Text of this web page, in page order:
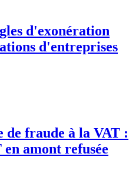
d'exonération
d'entreprises
de fraude à la VAT :
amont refusée